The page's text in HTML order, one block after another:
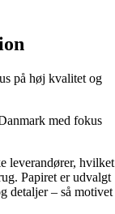
på høj kvalitet og
med fokus
leverandører, hvilket
Papiret er udvalgt
detaljer – så motivet